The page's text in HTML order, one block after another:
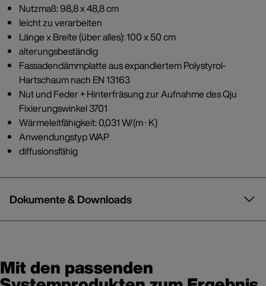
Nutzmaß: 98,8 x 48,8 cm
leicht zu verarbeiten
Länge x Breite (über alles): 100 x 50 cm
alterungsbeständig
Fassadendämmplatte aus expandiertem Polystyrol-
Hartschaum nach EN 13163
Nut und Feder + Hinterfräsung zur Aufnahme des Qju
Fixierungswinkel 3701
Wärmeleitfähigkeit: 0,031 W/(m · K)
Anwendungstyp WAP
diffusionsfähig
Dokumente & Downloads
Mit den passenden